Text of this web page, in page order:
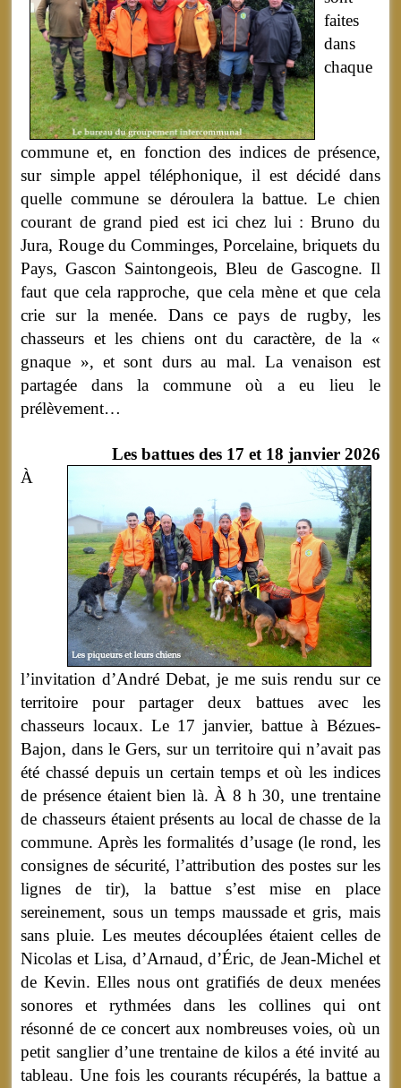
faites
dans
chaque
commune et, en fonction des indices de présence,
sur simple appel téléphonique, il est décidé dans
quelle commune se déroulera la battue. Le chien
courant de grand pied est ici chez lui : Bruno du
Jura, Rouge du Comminges, Porcelaine, briquets du
Pays, Gascon Saintongeois, Bleu de Gascogne. Il
faut que cela rapproche, que cela mène et que cela
crie sur la menée. Dans ce pays de rugby, les
chasseurs et les chiens ont du caractère, de la «
gnaque », et sont durs au mal. La venaison est
partagée dans la commune où a eu lieu le
prélèvement…
Les battues des 17 et 18 janvier 2026
À
l’invitation d’André Debat, je me suis rendu sur ce
territoire pour partager deux battues avec les
chasseurs locaux. Le 17 janvier, battue à Bézues-
Bajon, dans le Gers, sur un territoire qui n’avait pas
été chassé depuis un certain temps et où les indices
de présence étaient bien là. À 8 h 30, une trentaine
de chasseurs étaient présents au local de chasse de la
commune. Après les formalités d’usage (le rond, les
consignes de sécurité, l’attribution des postes sur les
lignes de tir), la battue s’est mise en place
sereinement, sous un temps maussade et gris, mais
sans pluie. Les meutes découplées étaient celles de
Nicolas et Lisa, d’Arnaud, d’Éric, de Jean-Michel et
de Kevin. Elles nous ont gratifiés de deux menées
sonores et rythmées dans les collines qui ont
résonné de ce concert aux nombreuses voies, où un
petit sanglier d’une trentaine de kilos a été invité au
tableau. Une fois les courants récupérés, la battue a